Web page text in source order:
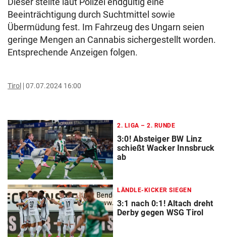
Beeinträchtigung durch Suchtmittel sowie
Übermüdung fest. Im Fahrzeug des Ungarn seien
geringe Mengen an Cannabis sichergestellt worden.
Entsprechende Anzeigen folgen.
Tirol 07.07.2024 16:00
2. LIGA – 2. RUNDE
3:0! Absteiger BW Linz
schießt Wacker Innsbruck
ab
LÄNDLE-KICKER SIEGEN
3:1 nach 0:1! Altach dreht
Derby gegen WSG Tirol